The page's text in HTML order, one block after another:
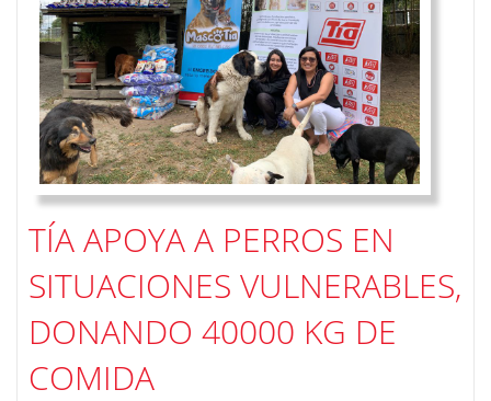
TÍA APOYA A PERROS EN
SITUACIONES VULNERABLES,
DONANDO 40000 KG DE
COMIDA